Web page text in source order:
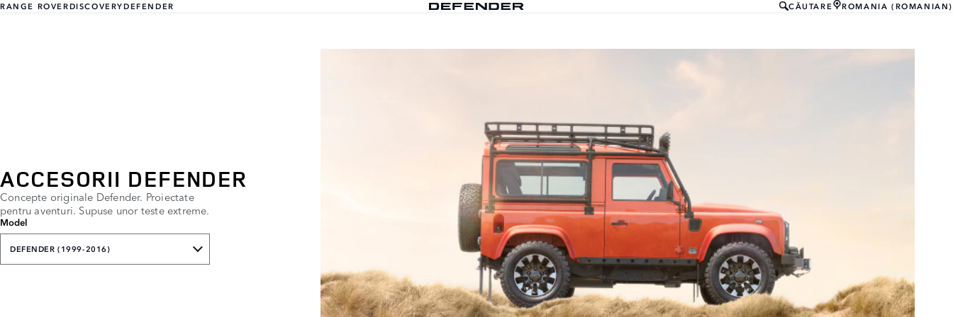
RANGE ROVERDISCOVERYDEFENDER CĂUTARE ROMANIA (ROMANIAN)
ACCESORII DEFENDER
Concepte originale Defender. Proiectate
pentru aventuri. Supuse unor teste extreme.
Model
DEFENDER (1999-2016)